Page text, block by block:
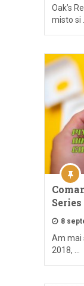
Oak’s
misto si …
8
Am mai
2018, …